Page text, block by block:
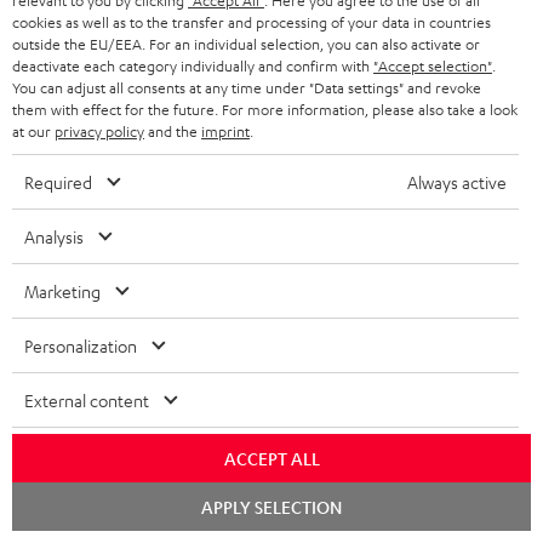
t
e
r
a
n
m
e
l
d
u
n
g
SOUNDBARS
STEREO
SMART HOME
BLUETOOTH-LAUTSPRECHER
Unternehmen
SUPPORT
KARRIERE
PRESSE & MARKETING
Teufel Onlineshops
DEUTSCHLAND
SCHWEIZ
cookies as well as to the transfer and processing of your data in countries
outside the EU/EEA. For an individual selection, you can also activate or
deactivate each category individually and confirm with "Accept selection"
You can adjust all consents at any time under "Data settings" and revoke
them with effect for the future. For more information, please also take a look
at our privacy policyand the imprint
Required Always active
Analysis
Marketing
Personalization
External content
ACCEPT ALL
APPLY SELECTION